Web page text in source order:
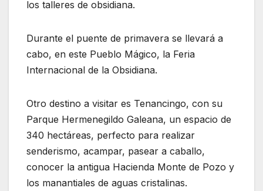
los talleres de obsidiana.
Durante el puente de primavera se llevará a
cabo, en este Pueblo Mágico, la Feria
Internacional de la Obsidiana.
Otro destino a visitar es Tenancingo, con su
Parque Hermenegildo Galeana, un espacio de
340 hectáreas, perfecto para realizar
senderismo, acampar, pasear a caballo,
conocer la antigua Hacienda Monte de Pozo y
los manantiales de aguas cristalinas.